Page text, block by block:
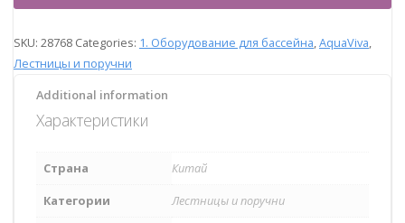
SKU: 28768 Categories: 1. Оборудование для бассейна AquaViva
Лестницы и поручни
Additional information
Характеристики
Страна
Китай
Категории
Лестницы и поручни